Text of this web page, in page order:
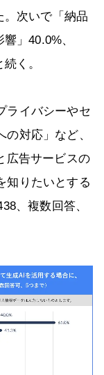
。次いで「納品
」40.0%、
く。
ライバシーやセ
対応」など、
広告サービスの
知りたいとする
、複数回答、